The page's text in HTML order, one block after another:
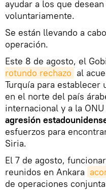
ayudar a los que
voluntariamente.
Se están llevando a
operación.
Este 8 de agosto, el
rotundo rechazo al
Turquía para establecer
en el norte del país
internacional y a la ONU
agresión
esfuerzos para
Siria.
El 7 de agosto,
reunidos en Ankara
de operaciones